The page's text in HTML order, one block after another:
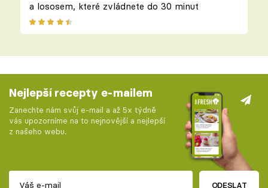
a lososem, které zvládnete do 30 minut
Nejlepší recepty e-mailem
Zanechte nám svůj e-mail a až 5x týdně
vás upozorníme na to nejnovější a nejlepší
z našeho webu.
ODESLAT